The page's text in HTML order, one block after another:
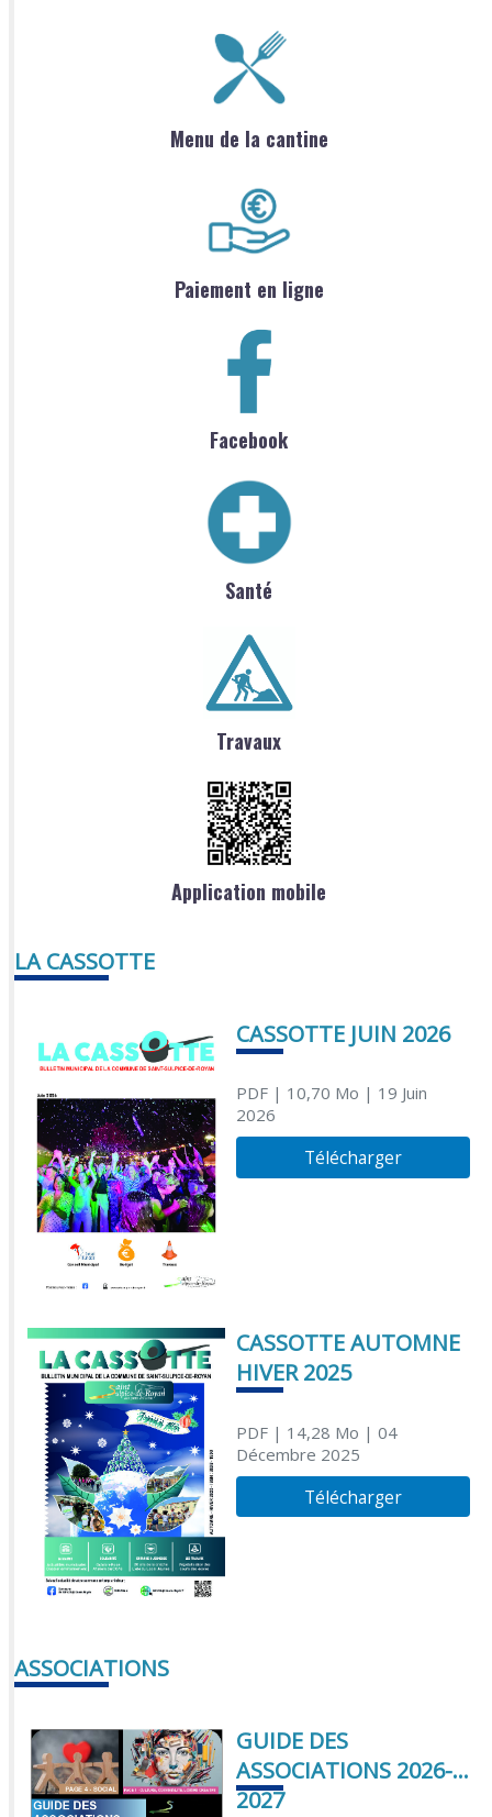
Menu de la cantine
Paiement en ligne
Facebook
Santé
Travaux
Application mobile
LA CASSOTTE
CASSOTTE JUIN 2026
PDF| 10,70 Mo | 19 Juin
2026
Télécharger
CASSOTTE AUTOMNE
HIVER 2025
PDF| 14,28 Mo | 04
Décembre 2025
Télécharger
ASSOCIATIONS
GUIDE DES
ASSOCIATIONS 2026-
2027